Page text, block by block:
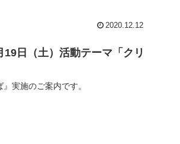
2020.12.12
19日（土）活動テーマ「クリ
実施のご案内です。